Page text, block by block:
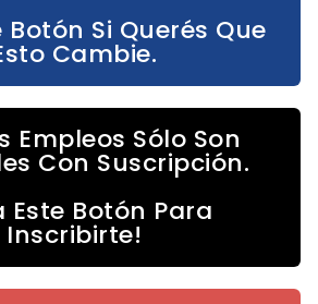
Botón Si Querés Que
Cambie.
Empleos Sólo Son
Con Suscripción.
Este Botón Para
Inscribirte!